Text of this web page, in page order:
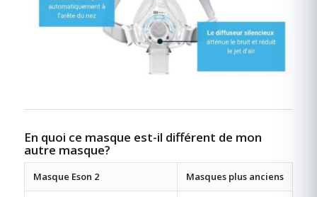
En quoi ce masque est-il différent de mon
autre masque?
Masque Eson 2 Masques plus anciens